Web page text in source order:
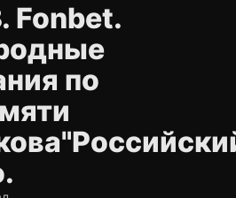
Fonbet.
по